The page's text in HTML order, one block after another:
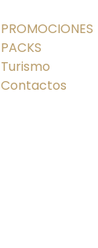
PROMOCIONES
PACKS
Turismo
Contactos